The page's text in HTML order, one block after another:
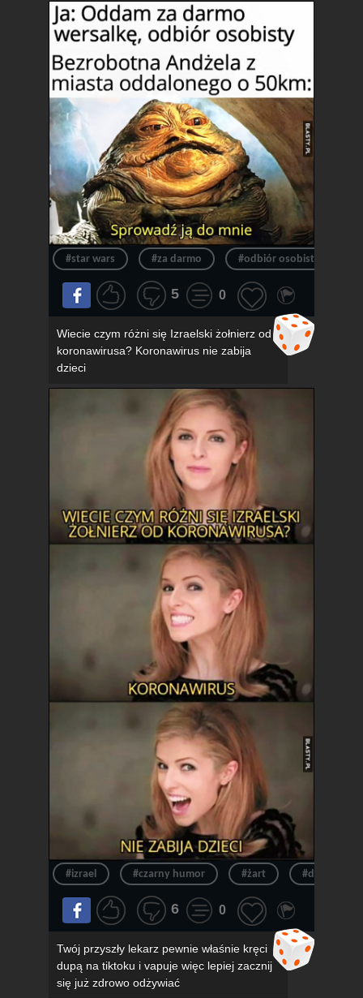
#star wars #za darmo #odbiór osobisty
5 0
Wiecie czym różni się Izraelski żołnierz od
koronawirusa? Koronawirus nie zabija
dzieci
#izrael #czarny humor #żart #dowcip
6 0
Twój przyszły lekarz pewnie właśnie kręci
dupą na tiktoku i vapuje więc lepiej zacznij
się już zdrowo odżywiać